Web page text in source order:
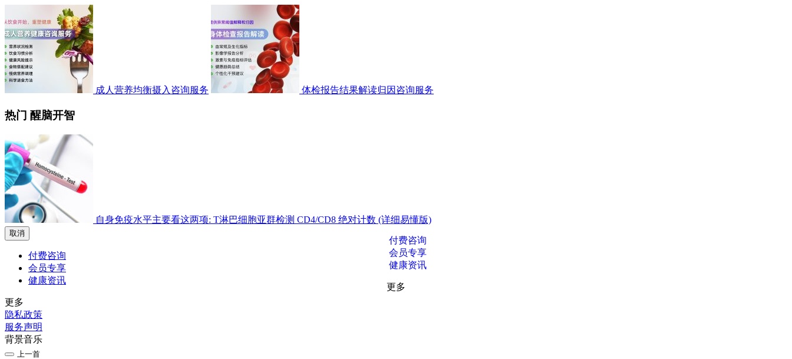
成人营养均衡摄入咨询服务 体检报告结果解读归因咨询服务
热门 醒脑开智
自身免疫水平主要看这两项: T淋巴细胞亚群检测 CD4/CD8 绝对计数 (详细易懂版)
取消
付费咨询
付费咨询
会员专享
会员专享
健康资讯
健康资讯
更多
更多
隐私政策
服务声明
背景音乐
上一首